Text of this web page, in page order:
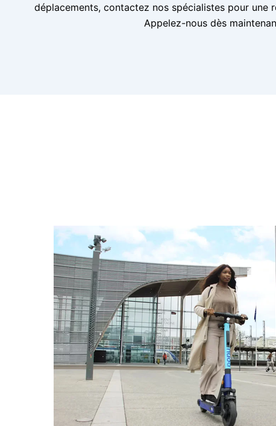
déplacements, contactez nos spécialistes pour une
Appelez-nous dès